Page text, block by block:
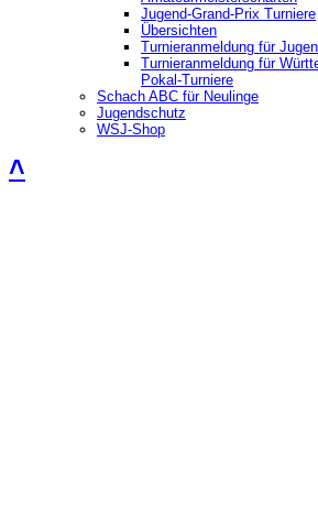
Jugend-Grand-Prix Turniere
Übersichten
Turnieranmeldung für
Turnieranmeldung für
Pokal-Turniere
Schach ABC für Neulinge
Jugendschutz
WSJ-Shop
˄